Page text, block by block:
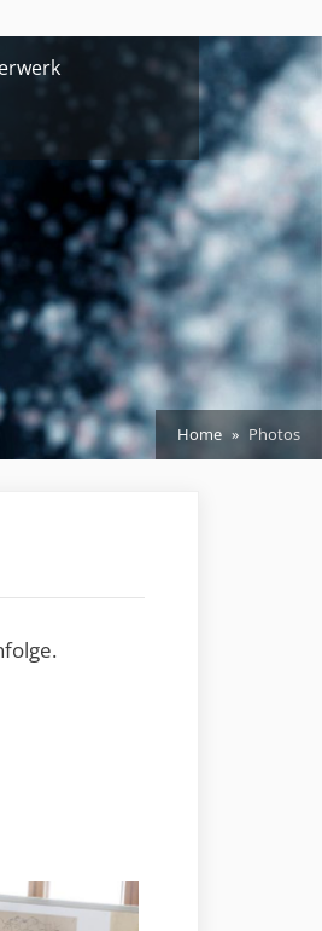
Home Photos